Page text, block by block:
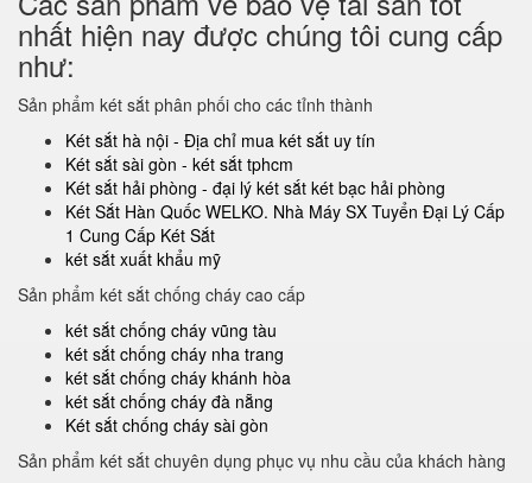
nhất hiện nay được chúng tôi cung cấp
như:
Sản phẩm két sắt phân phối cho các tỉnh thành
Két sắt hà nội - Địa chỉ mua két sắt uy tín
Két sắt sài gòn - két sắt tphcm
Két sắt hải phòng - đại lý két sắt két bạc hải phòng
Két Sắt Hàn Quốc WELKO. Nhà Máy SX Tuyển Đại Lý Cấp
1 Cung Cấp Két Sắt
két sắt xuất khẩu mỹ
Sản phẩm két sắt chống cháy cao cấp
két sắt chống cháy vũng tàu
két sắt chống cháy nha trang
két sắt chống cháy khánh hòa
két sắt chống cháy đà nẵng
Két sắt chống cháy sài gòn
Sản phẩm két sắt chuyên dụng phục vụ nhu cầu của khách hàng